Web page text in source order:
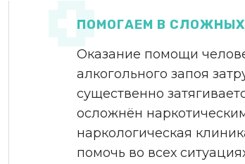
ПОМОГАЕМ В
Оказание помощи
алкогольного запоя
существенно
осложнён
наркологическая
помочь во всех